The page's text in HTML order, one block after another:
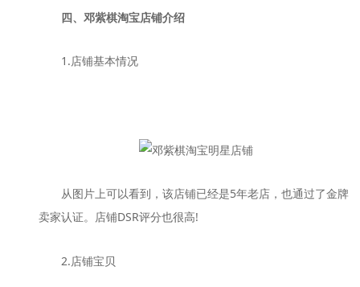
四、邓紫棋淘宝店铺介绍
1.店铺基本情况
从图片上可以看到，该店铺已经是5年老店，也通过了金牌
卖家认证。店铺DSR评分也很高!
2.店铺宝贝